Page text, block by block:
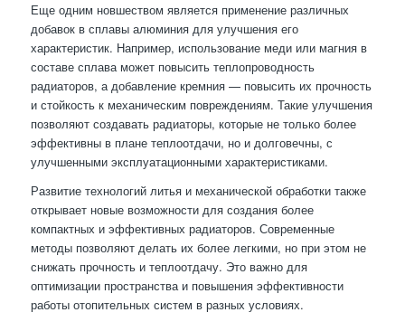
Еще одним новшеством является применение различных
добавок в сплавы алюминия для улучшения его
характеристик. Например, использование меди или магния в
составе сплава может повысить теплопроводность
радиаторов, а добавление кремния — повысить их прочность
и стойкость к механическим повреждениям. Такие улучшения
позволяют создавать радиаторы, которые не только более
эффективны в плане теплоотдачи, но и долговечны, с
улучшенными эксплуатационными характеристиками.
Развитие технологий литья и механической обработки также
открывает новые возможности для создания более
компактных и эффективных радиаторов. Современные
методы позволяют делать их более легкими, но при этом не
снижать прочность и теплоотдачу. Это важно для
оптимизации пространства и повышения эффективности
работы отопительных систем в разных условиях.